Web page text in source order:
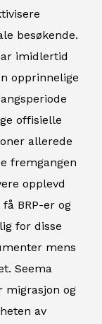
besøkende.
imidlertid
opprinnelige
offisielle
allerede
fremgangen
opplevd
BRP-er og
for disse
mens
Seema
migrasjon og
av